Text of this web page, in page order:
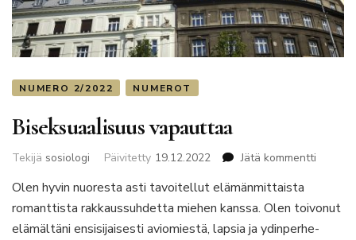
NUMERO 2/2022 NUMEROT
Biseksuaalisuus vapauttaa
Tekijä sosiologi Päivitetty 19.12.2022 Jätä kommentti
Olen hyvin nuoresta asti tavoitellut elämänmittaista
romanttista rakkaussuhdetta miehen kanssa. Olen toivonut
elämältäni ensisijaisesti aviomiestä, lapsia ja ydinperhe-